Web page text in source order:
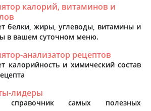
калорий, витаминов и
белки, жиры, углеводы, витамины и
в вашем суточном меню.
анализатор рецептов
калорийность и химический состав
лидеры
справочник самых полезных